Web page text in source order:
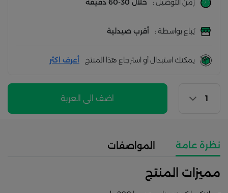
زمن التوصيل : خلال 30-60 دقيقة
يُباع بواسطة : أقرب صيدلية
يمكنك استبدال أو استرجاع هذا المنتج أعرف اكثر
اضف الى العربة
نظرة عامة المواصفات
مميزات المنتج